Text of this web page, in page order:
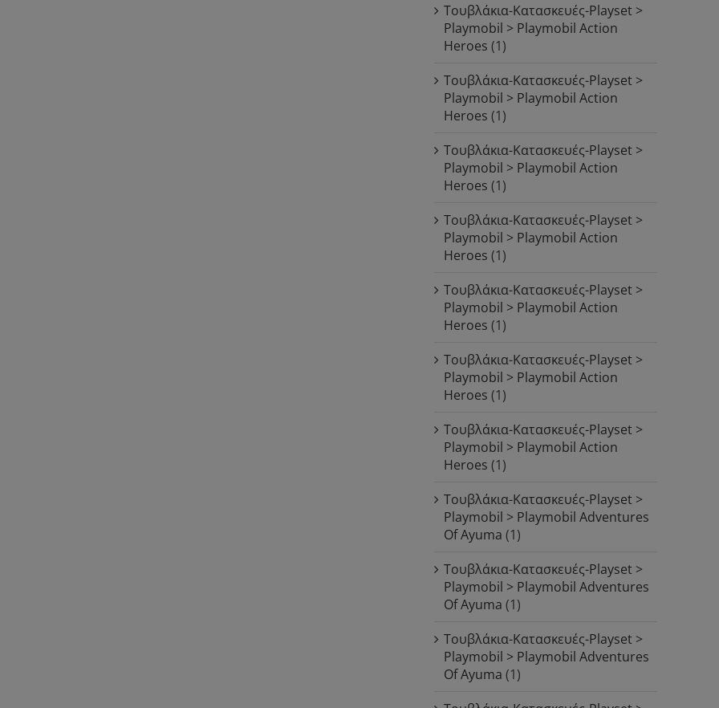
Τουβλάκια-Κατασκευές-Playset >
Playmobil > Playmobil Action
Heroes (1)
Τουβλάκια-Κατασκευές-Playset >
Playmobil > Playmobil Action
Heroes (1)
Τουβλάκια-Κατασκευές-Playset >
Playmobil > Playmobil Action
Heroes (1)
Τουβλάκια-Κατασκευές-Playset >
Playmobil > Playmobil Action
Heroes (1)
Τουβλάκια-Κατασκευές-Playset >
Playmobil > Playmobil Action
Heroes (1)
Τουβλάκια-Κατασκευές-Playset >
Playmobil > Playmobil Action
Heroes (1)
Τουβλάκια-Κατασκευές-Playset >
Playmobil > Playmobil Action
Heroes (1)
Τουβλάκια-Κατασκευές-Playset >
Playmobil > Playmobil Adventures
Of Ayuma (1)
Τουβλάκια-Κατασκευές-Playset >
Playmobil > Playmobil Adventures
Of Ayuma (1)
Τουβλάκια-Κατασκευές-Playset >
Playmobil > Playmobil Adventures
Of Ayuma (1)